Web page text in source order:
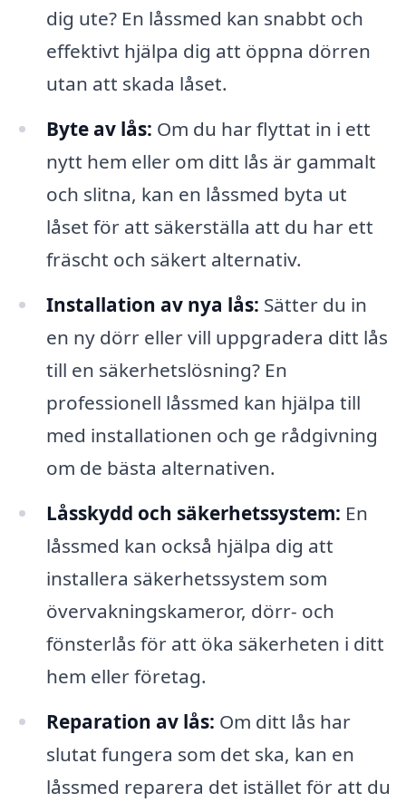
dig ute? En låssmed kan snabbt och
effektivt hjälpa dig att öppna dörren
utan att skada låset.
Byte av lås: Om du har flyttat in i ett
nytt hem eller om ditt lås är gammalt
och slitna, kan en låssmed byta ut
låset för att säkerställa att du har ett
fräscht och säkert alternativ.
Installation av nya lås: Sätter du in
en ny dörr eller vill uppgradera ditt lås
till en säkerhetslösning? En
professionell låssmed kan hjälpa till
med installationen och ge rådgivning
om de bästa alternativen.
Låsskydd och säkerhetssystem: En
låssmed kan också hjälpa dig att
installera säkerhetssystem som
övervakningskameror, dörr- och
fönsterlås för att öka säkerheten i ditt
hem eller företag.
Reparation av lås: Om ditt lås har
slutat fungera som det ska, kan en
låssmed reparera det istället för att du